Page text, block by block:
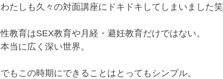
わたしも久々の対面講座にドキドキしてしまいました笑
性教育はSEX教育や月経・避妊教育だけではない。
本当に広く深い世界。
でもこの時期にできることはとってもシンプル。